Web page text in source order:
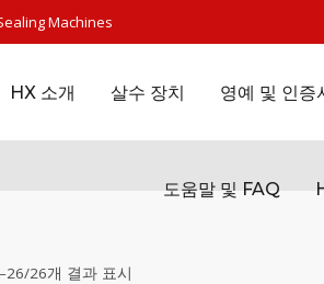
Machines
HX 소개 살수 장치 영예 및 인증
도움말 및 FAQ
26개 결과 표시